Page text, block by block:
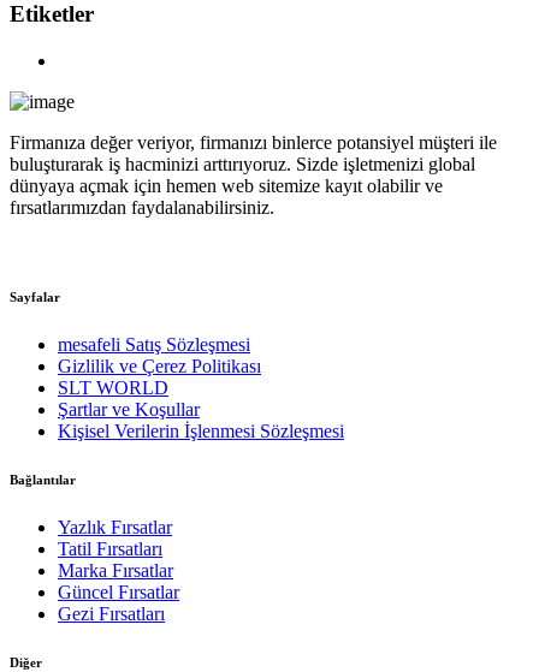
Etiketler
Firmanıza değer veriyor, firmanızı binlerce potansiyel müşteri ile
buluşturarak iş hacminizi arttırıyoruz. Sizde işletmenizi global
dünyaya açmak için hemen web sitemize kayıt olabilir ve
fırsatlarımızdan faydalanabilirsiniz.
Sayfalar
mesafeli Satış Sözleşmesi
Gizlilik ve Çerez Politikası
SLT WORLD
Şartlar ve Koşullar
Kişisel Verilerin İşlenmesi Sözleşmesi
Bağlantılar
Yazlık Fırsatlar
Tatil Fırsatları
Marka Fırsatlar
Güncel Fırsatlar
Gezi Fırsatları
Diğer